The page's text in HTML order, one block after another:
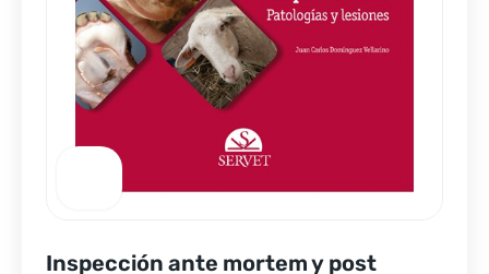
Inspección ante mortem y post